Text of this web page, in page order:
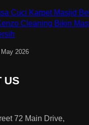
Cuci Karpet Masjid
Cleaning Bikin
May 2026
US
72 Main Drive,